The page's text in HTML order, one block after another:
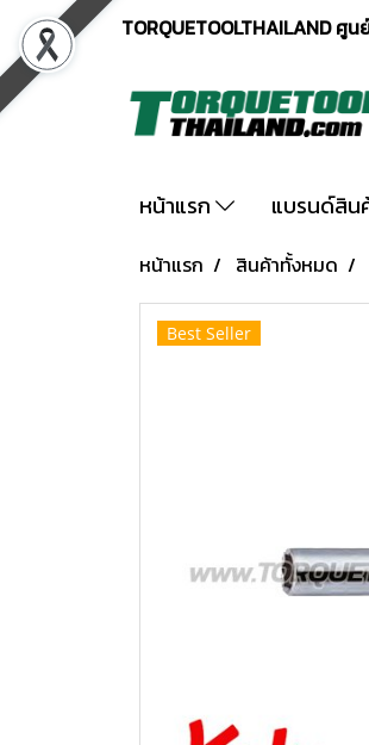
TORQUETOOLTHAILAND
หน้าแรก แบรนด์สิน
หน้าแรก สินค้าทั้งหมด
Best Seller